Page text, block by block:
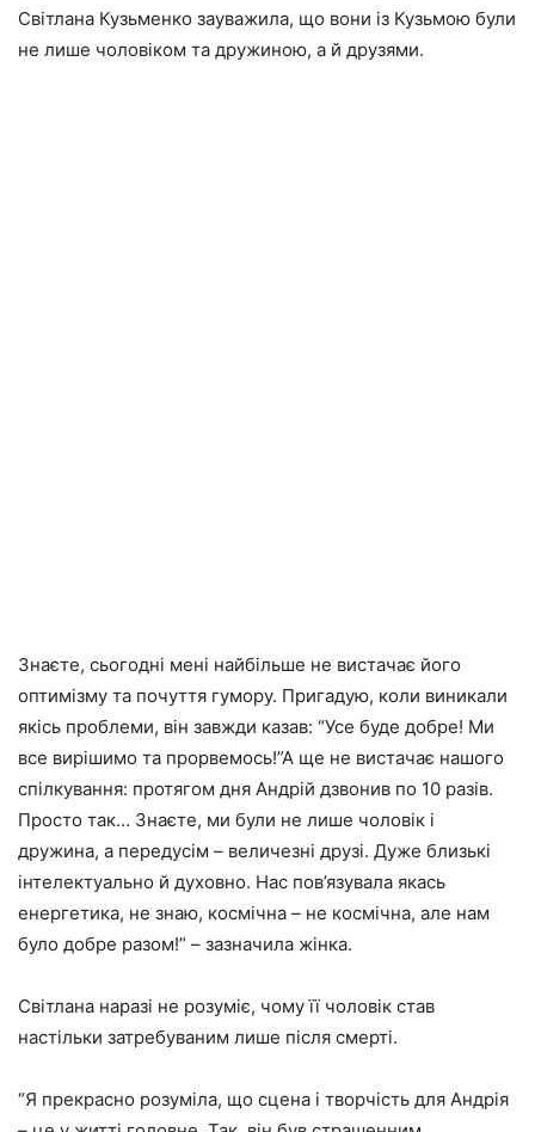
Світлана Кузьменко зауважила, що вони із Кузьмою були
не лише чоловіком та дружиною, а й друзями.
Знаєте, сьогоднi менi найбiльше не вистачає його
оптимiзму та почуття гумору. Пригадую, коли виникали
якiсь проблеми, вiн завжди казав: “Усе буде добре! Ми
все вирiшимо та прорвемось!”А ще не вистачає нашого
спiлкування: протягом дня Андрiй дзвонив по 10 разiв.
Просто так… Знаєте, ми були не лише чоловiк i
дружина, а передусiм – величезнi друзi. Дуже близькi
iнтелектуально й духовно. Нас пов’язувала якась
енергетика, не знаю, космiчна – не космiчна, але нам
було добре разом!” – зазначила жінка.
Світлана наразі не розуміє, чому її чоловік став
настільки затребуваним лише після смерті.
“Я прекрасно розумiла, що сцена i творчiсть для Андрiя